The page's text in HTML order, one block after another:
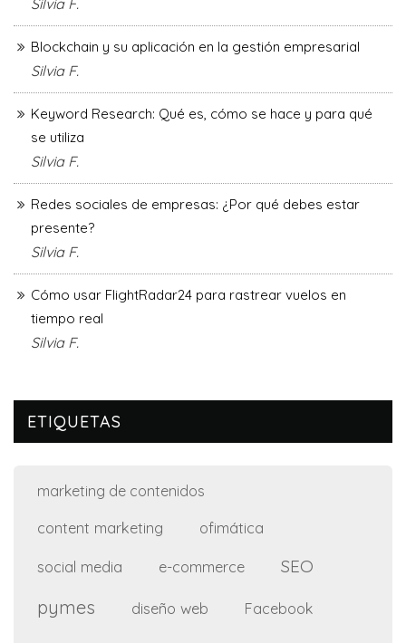
Silvia F.
Blockchain y su aplicación en la gestión empresarial
Silvia F.
Keyword Research: Qué es, cómo se hace y para qué
se utiliza
Silvia F.
Redes sociales de empresas: ¿Por qué debes estar
presente?
Silvia F.
Cómo usar FlightRadar24 para rastrear vuelos en
tiempo real
Silvia F.
ETIQUETAS
marketing de contenidos
content marketing ofimática
social media e-commerce SEO
pymes diseño web Facebook